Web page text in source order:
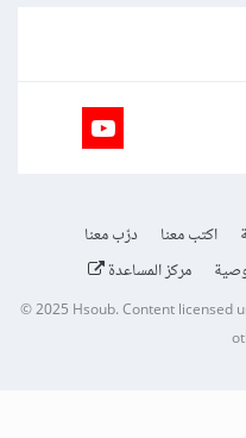
اكتب معنا
درّب معنا
مركز المساعدة
© 2025Hsoub.Content licensed